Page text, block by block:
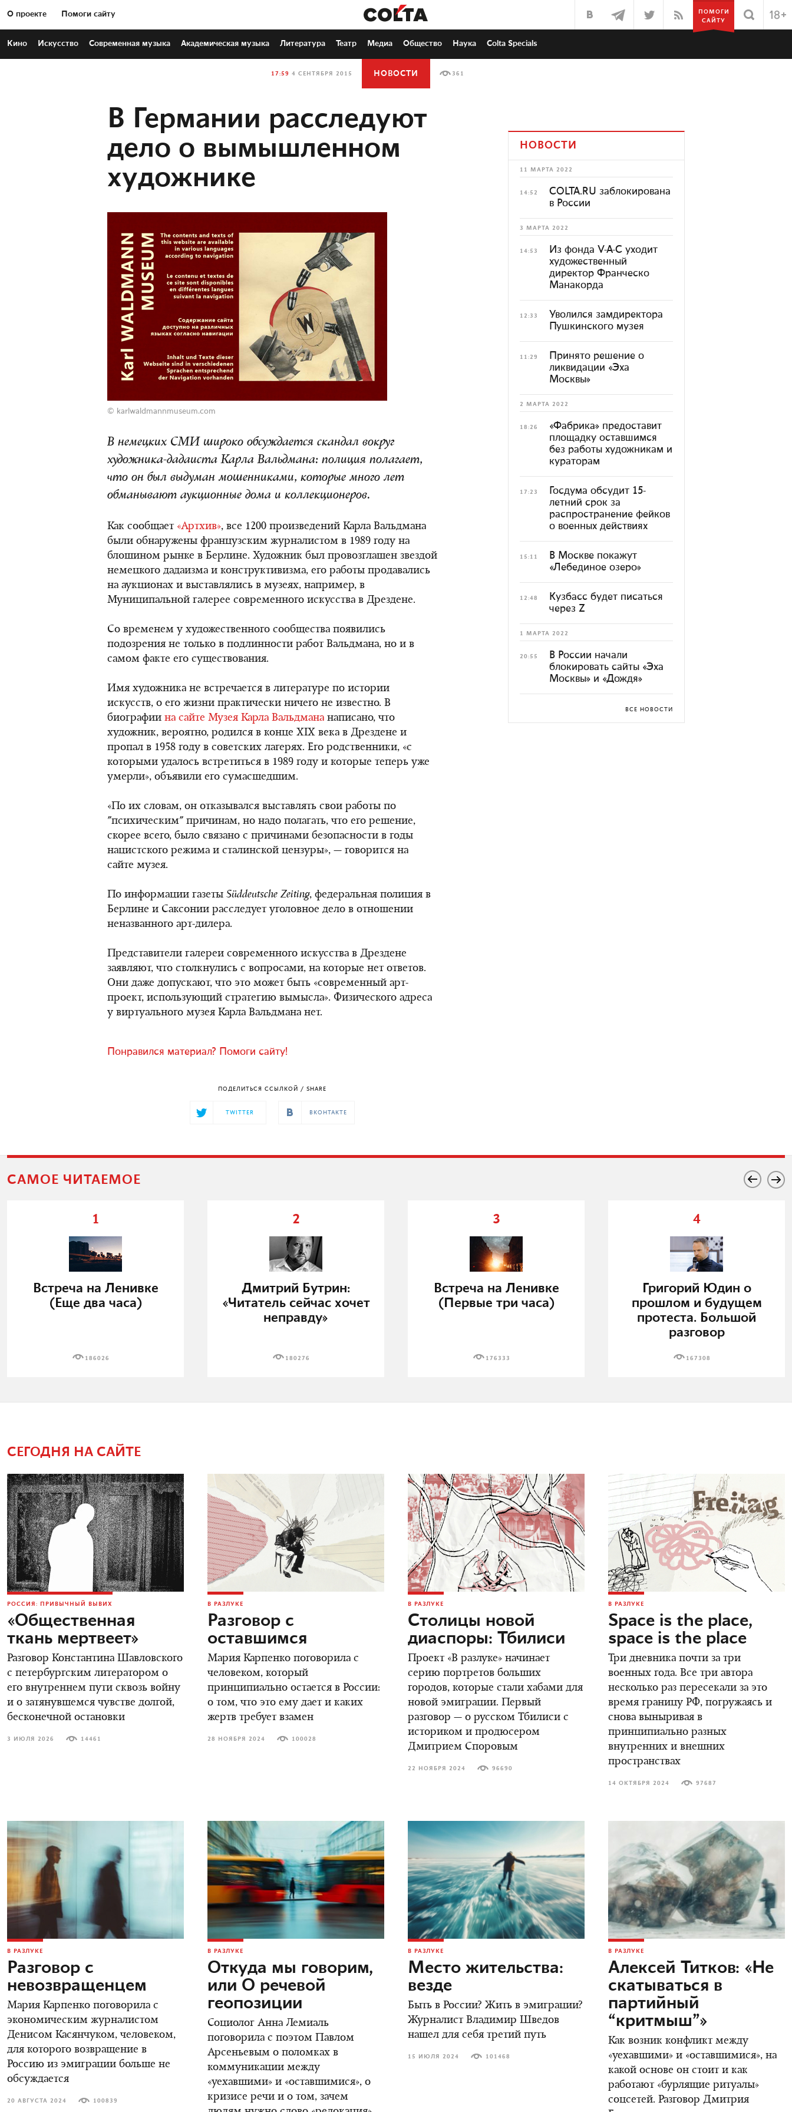
О проекте Помоги сайту
ПОМОГИ
САЙТУ
Кино Искусство Современная музыка Академическая музыка Литература Театр Медиа Общество Наука Colta Specials
17:59 4 СЕНТЯБРЯ 2015 НОВОСТИ 361
В Германии расследуют
дело о вымышленном
художнике
© karlwaldmannmuseum.com
В немецких СМИ широко обсуждается скандал вокруг
художника-дадаиста Карла Вальдмана: полиция полагает,
что он был выдуман мошенниками, которые много лет
обманывают аукционные дома и коллекционеров.
Как сообщает «Артхив», все 1200 произведений Карла Вальдмана
были обнаружены французским журналистом в 1989 году на
блошином рынке в Берлине. Художник был провозглашен звездой
немецкого дадаизма и конструктивизма, его работы продавались
на аукционах и выставлялись в музеях, например, в
Муниципальной галерее современного искусства в Дрездене.
Cо временем у художественного сообщества появились
подозрения не только в подлинности работ Вальдмана, но и в
самом факте его существования.
Имя художника не встречается в литературе по истории
искусств, о его жизни практически ничего не известно. В
биографии на сайте Музея Карла Вальдмана написано, что
художник, вероятно, родился в конце XIX века в Дрездене и
пропал в 1958 году в советских лагерях. Его родственники, «с
которыми удалось встретиться в 1989 году и которые теперь уже
умерли», объявили его сумасшедшим.
«По их словам, он отказывался выставлять свои работы по
"психическим" причинам, но надо полагать, что его решение,
скорее всего, было связано с причинами безопасности в годы
нацистского режима и сталинской цензуры», — говорится на
сайте музея.
По информации газеты Süddeutsche Zeiting, федеральная полиция в
Берлине и Саксонии расследует уголовное дело в отношении
неназванного арт-дилера.
Представители галереи современного искусства в Дрездене
заявляют, что столкнулись с вопросами, на которые нет ответов.
Они даже допускают, что это может быть «современный арт-
проект, использующий стратегию вымысла». Физического адреса
у виртуального музея Карла Вальдмана нет.
Понравился материал? Помоги сайту!
ПОДЕЛИТЬСЯ ССЫЛКОЙ / SHARE
TWITTER ВКОНТАКТЕ
НОВОСТИ
11 МАРТА 2022
14:52
COLTA.RU заблокирована
в России
3 МАРТА 2022
14:53
Из фонда V-A-C уходит
художественный
директор Франческо
Манакорда
12:33
Уволился замдиректора
Пушкинского музея
11:29
Принято решение о
ликвидации «Эха
Москвы»
2 МАРТА 2022
18:26
«Фабрика» предоставит
площадку оставшимся
без работы художникам и
кураторам
17:23
Госдума обсудит 15-
летний срок за
распространение фейков
о военных действиях
15:11
В Москве покажут
«Лебединое озеро»
12:48
Кузбасс будет писаться
через Z
1 МАРТА 2022
20:55
В России начали
блокировать сайты «Эха
Москвы» и «Дождя»
ВСЕ НОВОСТИ
САМОЕ ЧИТАЕМОЕ
1
Встреча на Ленивке
(Еще два часа)
186026
2
Дмитрий Бутрин:
«Читатель сейчас хочет
неправду»
180276
3
Встреча на Ленивке
(Первые три часа)
176333
4
Григорий Юдин о
прошлом и будущем
протеста. Большой
разговор
167308
СЕГОДНЯ НА САЙТЕ
РОССИЯ: ПРИВЫЧНЫЙ ВЫВИХ
«Общественная
ткань мертвеет»
Разговор Константина Шавловского
с петербургским литератором о
его внутреннем пути сквозь войну
и о затянувшемся чувстве долгой,
бесконечной остановки
3 ИЮЛЯ 2026 14461
В РАЗЛУКЕ
Разговор c
оставшимся
Мария Карпенко поговорила с
человеком, который
принципиально остается в России:
о том, что это ему дает и каких
жертв требует взамен
28 НОЯБРЯ 2024 100028
В РАЗЛУКЕ
Столицы новой
диаспоры: Тбилиси
Проект «В разлуке» начинает
серию портретов больших
городов, которые стали хабами для
новой эмиграции. Первый
разговор — о русском Тбилиси с
историком и продюсером
Дмитрием Споровым
22 НОЯБРЯ 2024 96690
В РАЗЛУКЕ
Space is the place,
space is the place
Три дневника почти за три
военных года. Все три автора
несколько раз пересекали за это
время границу РФ, погружаясь и
снова выныривая в
принципиально разных
внутренних и внешних
пространствах
14 ОКТЯБРЯ 2024 97687
В РАЗЛУКЕ
Разговор с
невозвращенцем
Мария Карпенко поговорила с
экономическим журналистом
Денисом Касянчуком, человеком,
для которого возвращение в
Россию из эмиграции больше не
обсуждается
20 АВГУСТА 2024 100839
В РАЗЛУКЕ
Откуда мы говорим,
или О речевой
геопозиции
Социолог Анна Лемиаль
поговорила с поэтом Павлом
Арсеньевым о поломках в
коммуникации между
«уехавшими» и «оставшимися», о
кризисе речи и о том, зачем
В РАЗЛУКЕ
Место жительства:
везде
Быть в России? Жить в эмиграции?
Журналист Владимир Шведов
нашел для себя третий путь
15 ИЮЛЯ 2024 101468
В РАЗЛУКЕ
Алексей Титков: «Не
скатываться в
партийный
“критмыш”»
Как возник конфликт между
«уехавшими» и «оставшимися», на
какой основе он стоит и как
работают «бурлящие ритуалы»
соцсетей. Разговор Дмитрия